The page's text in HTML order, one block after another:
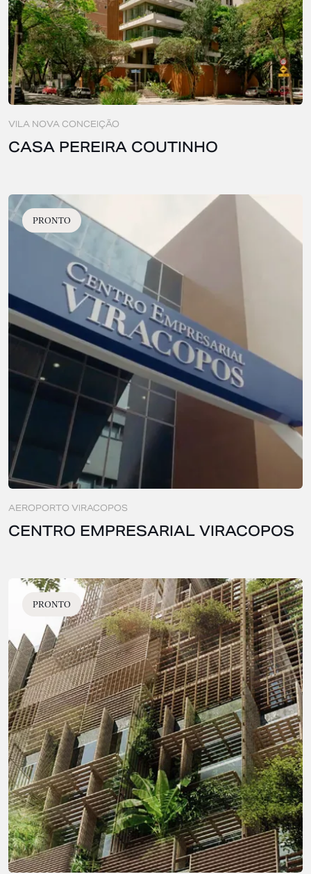
VILA NOVA CONCEIÇÃO
CASA PEREIRA COUTINHO
PRONTO
AEROPORTO VIRACOPOS
CENTRO EMPRESARIAL VIRACOPOS
PRONTO